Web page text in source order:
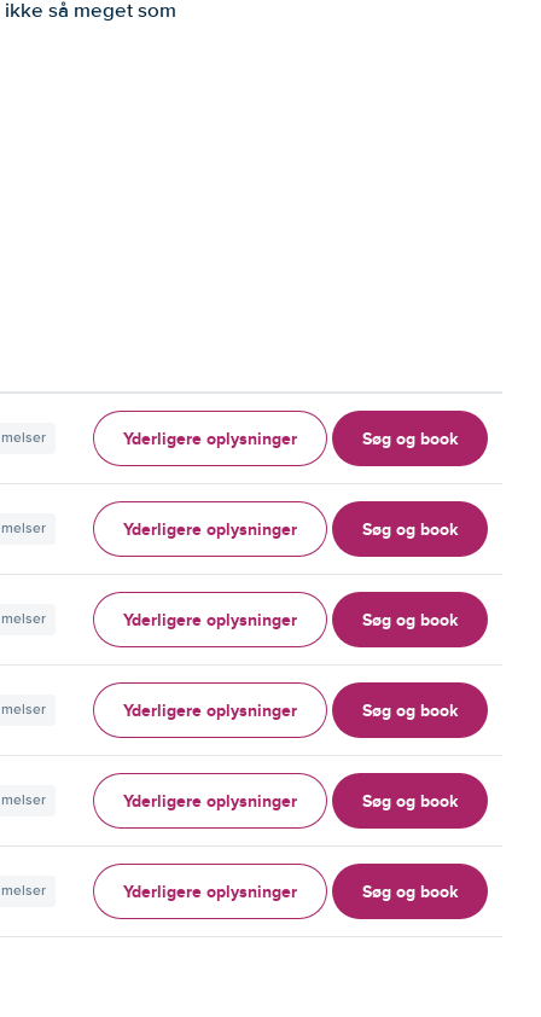
så meget som
Yderligere oplysninger Søg og book
Yderligere oplysninger Søg og book
Yderligere oplysninger Søg og book
Yderligere oplysninger Søg og book
Yderligere oplysninger Søg og book
Yderligere oplysninger Søg og book